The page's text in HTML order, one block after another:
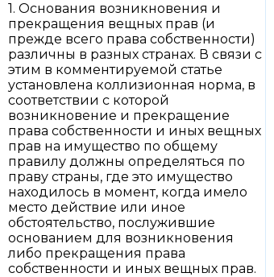
1. Основания возникновения и
прекращения вещных прав (и
прежде всего права собственности)
различны в разных странах. В связи с
этим в комментируемой статье
установлена коллизионная норма, в
соответствии с которой
возникновение и прекращение
права собственности и иных вещных
прав на имущество по общему
правилу должны определяться по
праву страны, где это имущество
находилось в момент, когда имело
место действие или иное
обстоятельство, послужившие
основанием для возникновения
либо прекращения права
собственности и иных вещных прав.